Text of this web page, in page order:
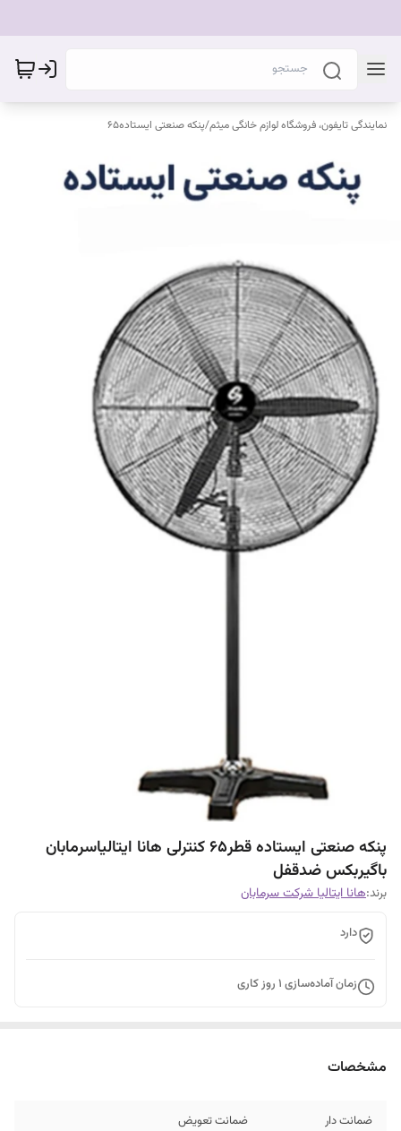
نمایندگی تایفون، فروشگاه لوازم خانگی میثم/پنکه صنعتی ایستاده۶۵
پنکه صنعتی ایستاده قطر۶۵ کنترلی هانا ایتالیاسرمابان
باگیربکس ضدقفل
برند:هانا ایتالیا شرکت سرمابان
دارد
زمان آماده‌سازی 1 روز کاری
مشخصات
ضمانت دار ضمانت تعویض